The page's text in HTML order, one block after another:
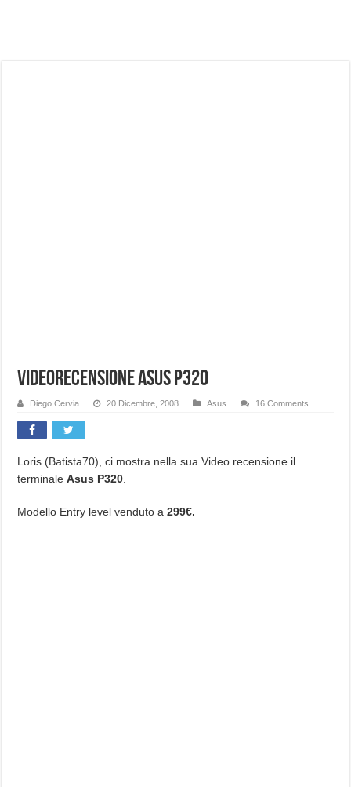
Videorecensione Asus P320
Diego Cervia 20 Dicembre, 2008 Asus 16 Comments
Loris (Batista70), ci mostra nella sua Video recensione il
terminaleAsus P320
Modello Entry level venduto a 299€.